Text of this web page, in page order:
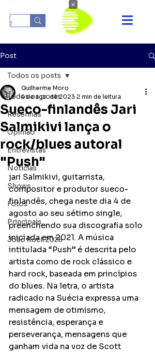
Post
Todos os posts
Resenhas
Opinião
Entrevistas
Notícias
Shows
Fotos
Principais
João Rock 2025
Todos os posts
Sueco-finlandês Jari
Salmikivi lança o
rock/blues autoral
"Push"
Guilherme Moro
4 de ago. de 2023 2 min de leitura
jari Salmikivi, guitarrista,
compositor e produtor sueco-
finlandês, chega neste dia 4 de
agosto ao seu sétimo single,
preenchendo sua discografia solo
iniciada em 2021. A música
intitulada “Push” é descrita pelo
artista como de rock clássico e
hard rock, baseada em princípios
do blues. Na letra, o artista
radicado na Suécia expressa uma
mensagem de otimismo,
resistência, esperança e
perseverança, mensagens que
ganham vida na voz de Scott
×